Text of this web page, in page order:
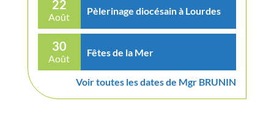
22
Août
Pèlerinage diocésain à Lourdes
30
Août
Fêtes de la Mer
Voir toutes les dates de Mgr BRUNIN